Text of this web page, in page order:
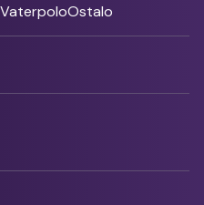
VaterpoloOstalo